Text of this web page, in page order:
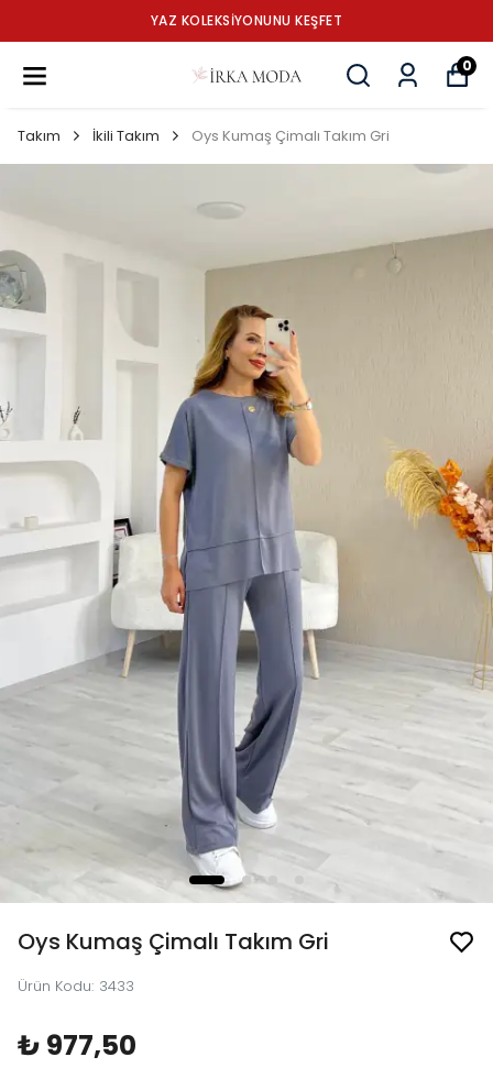
YAZ KOLEKSİYONUNU KEŞFET
0
Takım İkili Takım Oys Kumaş Çimalı Takım Gri
Oys Kumaş Çimalı Takım Gri
Ürün Kodu: 3433
₺ 977,50